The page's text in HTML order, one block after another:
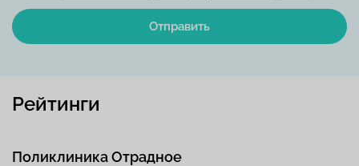
Отправить
Рейтинги
Поликлиника Отрадное